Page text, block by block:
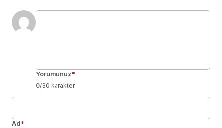
Yorumunuz*
0/30 karakter
Ad*